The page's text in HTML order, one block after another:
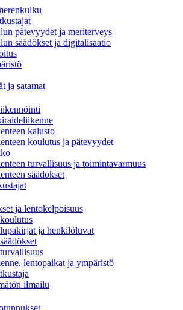
pätevyydet ja meriterveys
säädökset ja digitalisaatio
ja satamat
kalusto
koulutus ja pätevyydet
turvallisuus ja toimintavarmuus
säädökset
ja lentokelpoisuus
ja henkilöluvat
lentopaikat ja ympäristö
ilmailu